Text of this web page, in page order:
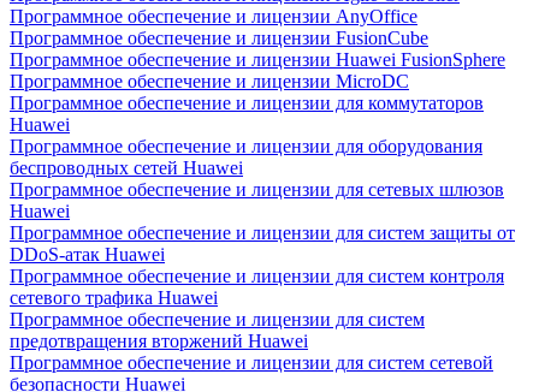
Программное обеспечение и лицензии AnyOffice
Программное обеспечение и лицензии FusionCube
Программное обеспечение и лицензии Huawei FusionSphere
Программное обеспечение и лицензии MicroDC
Программное обеспечение и лицензии для коммутаторов
Huawei
Программное обеспечение и лицензии для оборудования
беспроводных сетей Huawei
Программное обеспечение и лицензии для сетевых шлюзов
Huawei
Программное обеспечение и лицензии для систем защиты от
DDoS-атак Huawei
Программное обеспечение и лицензии для систем контроля
сетевого трафика Huawei
Программное обеспечение и лицензии для систем
предотвращения вторжений Huawei
Программное обеспечение и лицензии для систем сетевой
безопасности Huawei